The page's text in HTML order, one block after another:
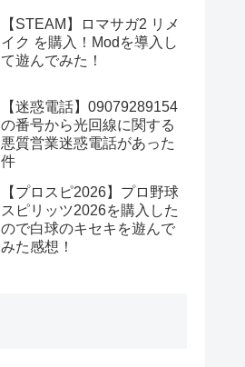
【STEAM】ロマサガ2 リメ
イク を購入！Modを導入し
て遊んでみた！
【迷惑電話】09079289154
の番号から光回線に関する
悪質営業迷惑電話があった
件
【プロスピ2026】プロ野球
スピリッツ2026を購入した
ので白球のキセキを遊んで
みた感想！